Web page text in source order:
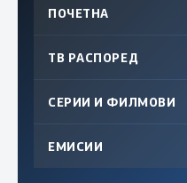
ПОЧЕТНА
ТВ РАСПОРЕД
СЕРИИ И ФИЛМОВИ
ЕМИСИИ